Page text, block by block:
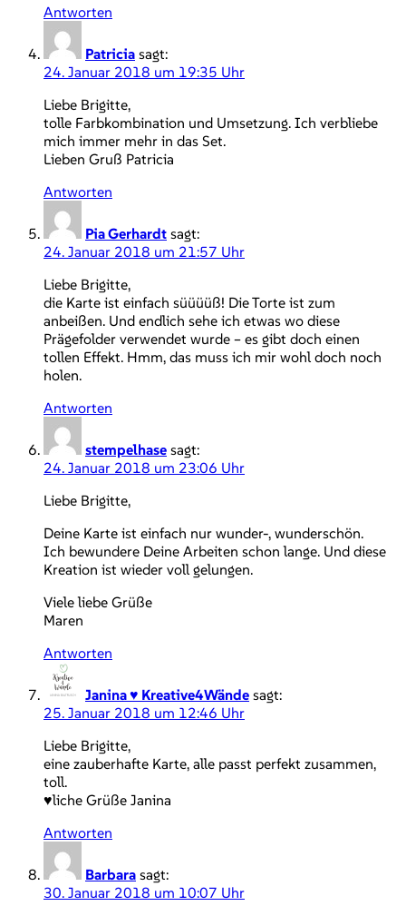
Antworten
Patricia sagt:
24. Januar 2018 um 19:35 Uhr
Liebe Brigitte,
tolle Farbkombination und Umsetzung. Ich verbliebe
mich immer mehr in das Set.
Lieben Gruß Patricia
Antworten
Pia Gerhardt sagt:
24. Januar 2018 um 21:57 Uhr
Liebe Brigitte,
die Karte ist einfach süüüüß! Die Torte ist zum
anbeißen. Und endlich sehe ich etwas wo diese
Prägefolder verwendet wurde – es gibt doch einen
tollen Effekt. Hmm, das muss ich mir wohl doch noch
holen.
Antworten
stempelhase sagt:
24. Januar 2018 um 23:06 Uhr
Liebe Brigitte,
Deine Karte ist einfach nur wunder-, wunderschön.
Ich bewundere Deine Arbeiten schon lange. Und diese
Kreation ist wieder voll gelungen.
Viele liebe Grüße
Maren
Antworten
Janina ♥ Kreative4Wände sagt:
25. Januar 2018 um 12:46 Uhr
Liebe Brigitte,
eine zauberhafte Karte, alle passt perfekt zusammen,
toll.
♥liche Grüße Janina
Antworten
Barbara sagt:
30. Januar 2018 um 10:07 Uhr